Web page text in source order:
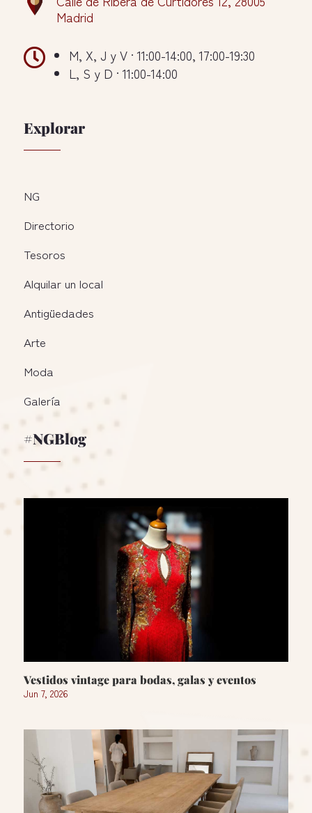
Madrid

M, X, J y V · 11:00-14:00, 17:00-19:30
L, S y D · 11:00-14:00
Explorar
NG
Directorio
Tesoros
Alquilar un local
Antigüedades
Arte
Moda
Galería
#NGBlog
Vestidos vintage para bodas, galas y eventos
Jun 7, 2026